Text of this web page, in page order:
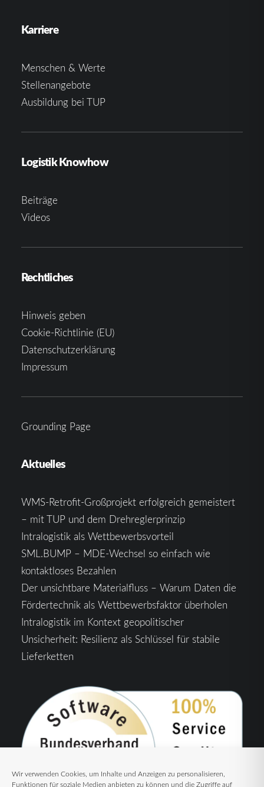
Wir verwenden Cookies, um Inhalte und Anzeigen zu personalisieren,
Funktionen für soziale Medien anbieten zu können und die Zugriffe auf
Karriere
Menschen & Werte
Stellenangebote
Ausbildung bei TUP
Logistik Knowhow
Beiträge
Videos
Rechtliches
Hinweis geben
Cookie-Richtlinie (EU)
Datenschutzerklärung
Impressum
Grounding Page
Aktuelles
WMS-Retrofit-Großprojekt erfolgreich gemeistert
– mit TUP und dem Drehreglerprinzip
Intralogistik als Wettbewerbsvorteil
SML.BUMP – MDE-Wechsel so einfach wie
kontaktloses Bezahlen
Der unsichtbare Materialfluss – Warum Daten die
Fördertechnik als Wettbewerbsfaktor überholen
Intralogistik im Kontext geopolitischer
Unsicherheit: Resilienz als Schlüssel für stabile
Lieferketten